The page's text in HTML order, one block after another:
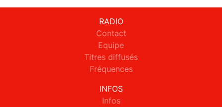
RADIO
Contact
Equipe
Titres diffusés
Fréquences
INFOS
Infos